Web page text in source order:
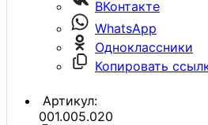
ВКонтакте
WhatsApp
Одноклассники
Копировать
Артикул:
001.005.020